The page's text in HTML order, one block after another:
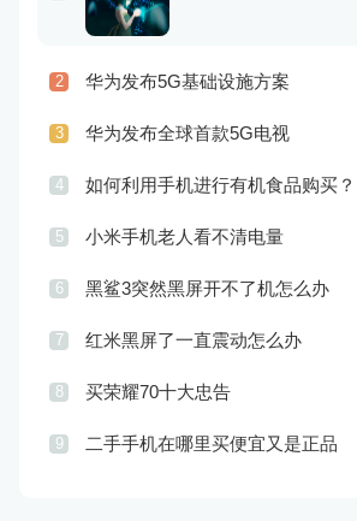
2 华为发布5G基础设施方案
3 华为发布全球首款5G电视
4 如何利用手机进行有机食品购买？
5 小米手机老人看不清电量
6 黑鲨3突然黑屏开不了机怎么办
7 红米黑屏了一直震动怎么办
8 买荣耀70十大忠告
9 二手手机在哪里买便宜又是正品